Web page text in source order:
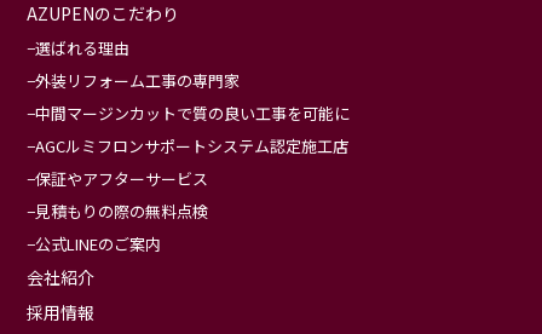
AZUPENのこだわり
選ばれる理由
外装リフォーム工事の専門家
中間マージンカットで質の良い工事を可能に
AGCルミフロンサポートシステム認定施工店
保証やアフターサービス
見積もりの際の無料点検
公式LINEのご案内
会社紹介
採用情報